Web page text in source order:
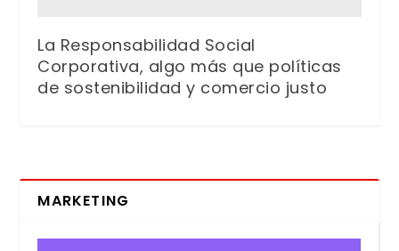
La Responsabilidad Social
Corporativa, algo más que políticas
de sostenibilidad y comercio justo
MARKETING